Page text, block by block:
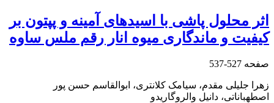
اثر محلول پاشی با اسیدهای آمینه و پپتون بر
کیفیت و ماندگاری میوه انار رقم ملس ساوه
صفحه 527-537
زهرا جلیلی مقدم، سیامک کلانتری، ابوالقاسم حسن پور
اصطهباناتی، دانیل والروگاریدو